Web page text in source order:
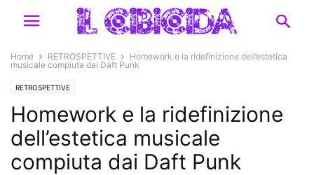
Home RETROSPETTIVE
Homework e la ridefinizione dell’estetica
musicale compiuta dai Daft Punk
RETROSPETTIVE
Homework e la ridefinizione
dell’estetica musicale
compiuta dai Daft Punk